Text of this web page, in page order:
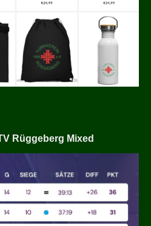
Rüggeberg Mixed